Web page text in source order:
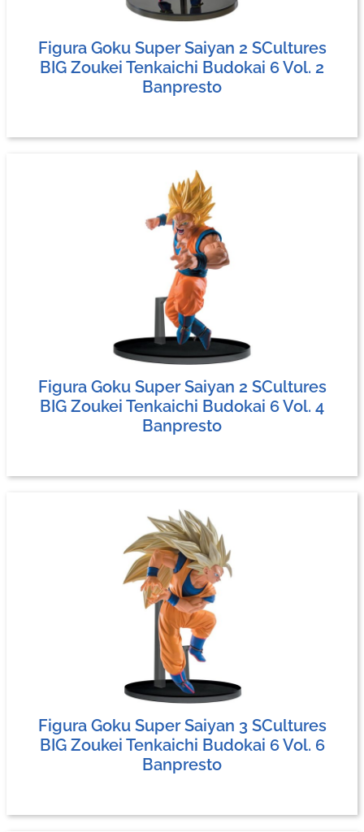
Figura Goku Super Saiyan 2 SCultures
BIG Zoukei Tenkaichi Budokai 6 Vol. 2
Banpresto
Figura Goku Super Saiyan 2 SCultures
BIG Zoukei Tenkaichi Budokai 6 Vol. 4
Banpresto
Figura Goku Super Saiyan 3 SCultures
BIG Zoukei Tenkaichi Budokai 6 Vol. 6
Banpresto